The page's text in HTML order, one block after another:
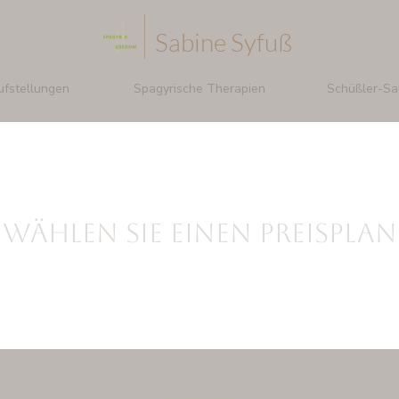
Sabine Syfuß
Spagyrische Therapien Schüßler-
Wählen Sie einen Preisplan